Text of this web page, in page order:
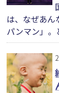
は、なぜあん
パンマン」。